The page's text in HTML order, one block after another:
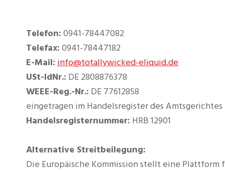
Telefon: 0941-78447082
Telefax: 0941-78447182
E-Mail: info@totallywicked-eliquid.de
USt-IdNr.: DE 2808876378
WEEE-Reg.-Nr.: DE 77612858
eingetragen im Handelsregister des Amtsgerichtes
Handelsregisternummer: HRB 12901
Alternative Streitbeilegung:
Die Europäische Kommission stellt eine